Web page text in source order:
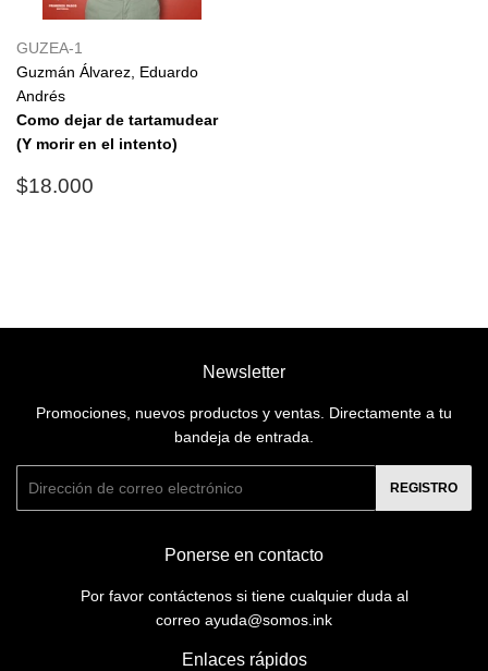
GUZEA-1
Guzmán Álvarez, Eduardo
Andrés
Como dejar de tartamudear
(Y morir en el intento)
Precio
$18.000
Newsletter
Promociones, nuevos productos y ventas. Directamente a tu
bandeja de entrada.
REGISTRO
Ponerse en contacto
Por favor contáctenos si tiene cualquier duda al
correo ayuda@somos.ink
Enlaces rápidos